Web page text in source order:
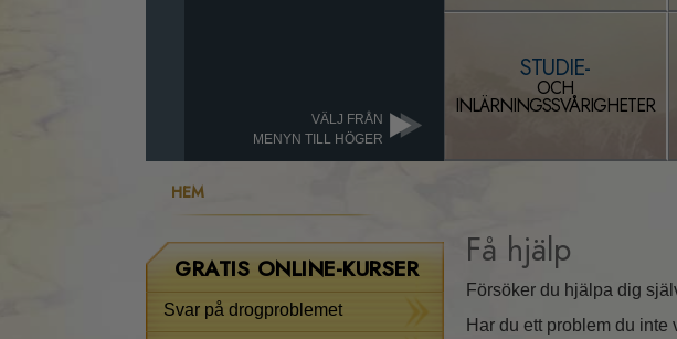
VÄLJ FRÅN
MENYN TILL HÖGER
STUDIE-
OCH
INLÄRNINGSSVÅRIGHETER
HEM
Få hjälp
Försöker du hjälpa dig
Har du ett problem du inte
GRATIS ONLINE-KURSER
Svar på drogproblemet